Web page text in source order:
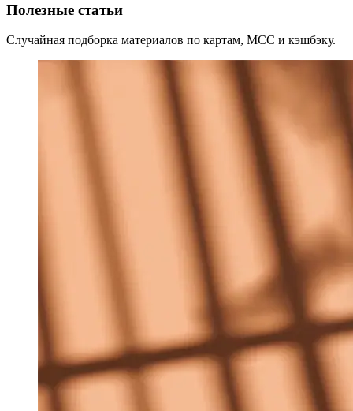
Полезные статьи
Случайная подборка материалов по картам, MCC и кэшбэку.